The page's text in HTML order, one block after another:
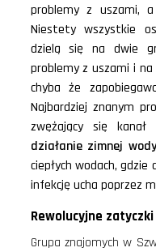
problemy z uszami,
Niestety wszystkie
dzielą się na dwie
problemy z uszami i
chyba że
Najbardziej znanym
zwężający się kanał
działanie zimnej wody
ciepłych wodach,
infekcję ucha poprzez
Rewolucyjne
Grupa znajomych w